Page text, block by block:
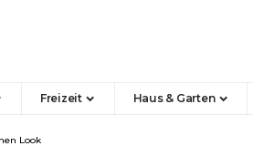
Freizeit Haus & Garten
Look